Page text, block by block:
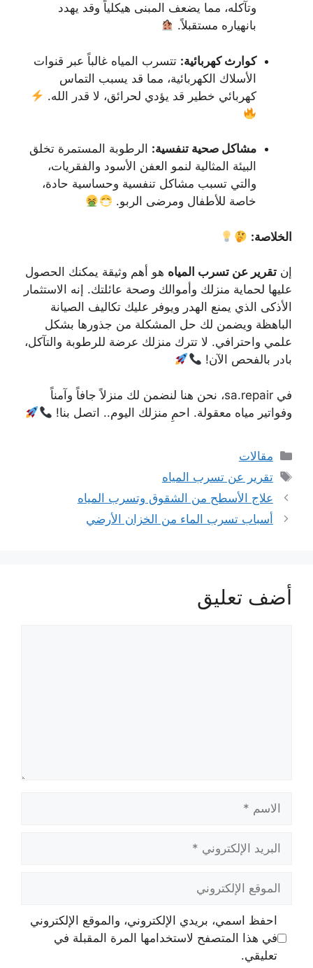
وتآكله، مما يضعف المبنى هيكلياً وقد يهدد
بانهياره مستقبلاً.
كوارث كهربائية: تتسرب المياه غالباً عبر قنوات
الأسلاك الكهربائية، مما قد يسبب التماس
كهربائي خطير قد يؤدي لحرائق، لا قدر الله.
مشاكل صحية تنفسية: الرطوبة المستمرة تخلق
البيئة المثالية لنمو العفن الأسود والفقريات،
والتي تسبب مشاكل تنفسية وحساسية حادة،
خاصة للأطفال ومرضى الربو.
الخلاصة:
إن تقرير عن تسرب المياه هو أهم وثيقة يمكنك الحصول
عليها لحماية منزلك وأموالك وصحة عائلتك. إنه الاستثمار
الأذكى الذي يمنع الهدر ويوفر عليك تكاليف الصيانة
الباهظة ويضمن لك حل المشكلة من جذورها بشكل
علمي واحترافي. لا تترك منزلك عرضة للرطوبة والتآكل،
بادر بالفحص الآن!
في sa.repair، نحن هنا لنضمن لك منزلاً جافاً وآمناً
وفواتير مياه معقولة. احمِ منزلك اليوم.. اتصل بنا!
التصنيفات
مقالات
الوسوم
تقرير عن تسرب المياه
علاج الأسطح من الشقوق وتسرب المياه
أسباب تسرب الماء من الخزان الأرضي
أضف تعليق
الإلكتروني
الإلكتروني
احفظ اسمي، بريدي الإلكتروني، والموقع الإلكتروني
في هذا المتصفح لاستخدامها المرة المقبلة في
تعليقي.